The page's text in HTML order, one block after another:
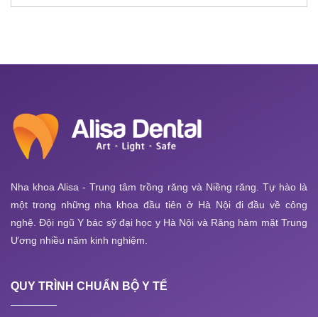
Nha khoa Alisa - Trung tâm trồng răng và Niềng răng. Tự hào là
một trong những nha khoa đầu tiên ở Hà Nội đi đầu về công
nghệ. Đội ngũ Y bác sỹ đại học y Hà Nội và Răng hàm mặt Trung
Ương nhiều năm kinh nghiệm.
QUY TRÌNH CHUẨN BỘ Y TẾ